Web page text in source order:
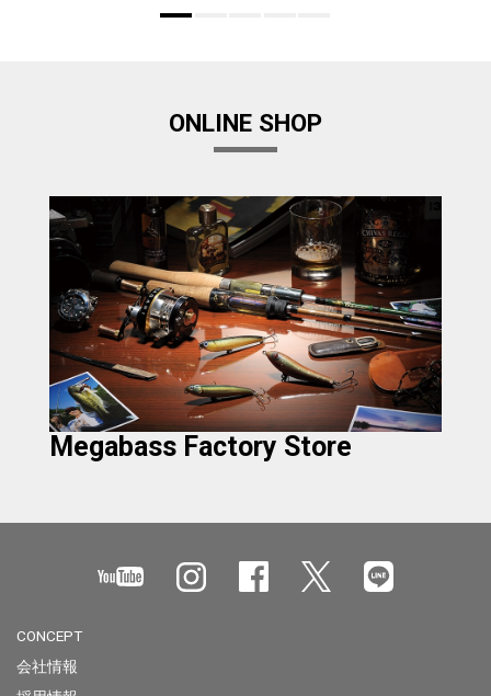
ONLINE SHOP
Megabass Factory Store
CONCEPT
会社情報